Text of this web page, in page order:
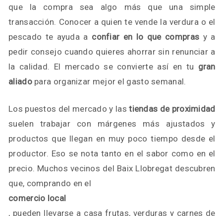
que la compra sea algo más que una simple
transacción. Conocer a quien te vende la verdura o el
pescado te ayuda a confiar en lo que compras y a
pedir consejo cuando quieres ahorrar sin renunciar a
la calidad. El mercado se convierte así en tu gran
aliadopara organizar mejor el gasto semanal.
Los puestos del mercado y lastiendas de proximidad
suelen trabajar con márgenes más ajustados y
productos que llegan en muy poco tiempo desde el
productor. Eso se nota tanto en el sabor como en el
precio. Muchos vecinos del Baix Llobregat descubren
que, comprando en el
comercio local
, pueden llevarse a casa frutas, verduras y carnes de